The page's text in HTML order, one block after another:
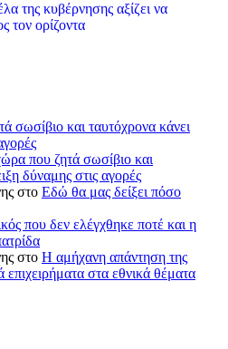
της κυβέρνησης αξίζει να
τον ορίζοντα
σωσίβιο και ταυτόχρονα κάνει
που ζητά σωσίβιο και
δύναμης στις αγορές
στο Εδώ θα μας δείξει πόσο
που δεν ελέγχθηκε ποτέ και η
στο Η αμήχανη απάντηση της
επιχειρήματα στα εθνικά θέματα